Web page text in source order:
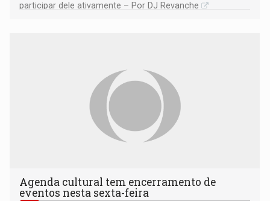
participar dele ativamente – Por DJ Revanche
Agenda cultural tem encerramento de
eventos nesta sexta-feira